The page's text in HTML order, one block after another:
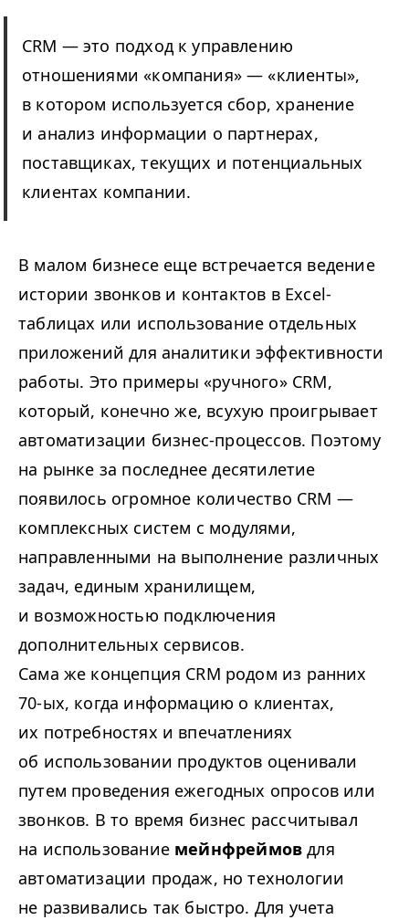
CRM — это подход к управлению
отношениями «компания» — «клиенты»,
в котором используется сбор, хранение
и анализ информации о партнерах,
поставщиках, текущих и потенциальных
клиентах компании.
В малом бизнесе еще встречается ведение
истории звонков и контактов в Excel-
таблицах или использование отдельных
приложений для аналитики эффективности
работы. Это примеры «ручного» CRM,
который, конечно же, всухую проигрывает
автоматизации бизнес-процессов. Поэтому
на рынке за последнее десятилетие
появилось огромное количество CRM —
комплексных систем с модулями,
направленными на выполнение различных
задач, единым хранилищем,
и возможностью подключения
дополнительных сервисов.
Сама же концепция CRM родом из ранних
70-ых, когда информацию о клиентах,
их потребностях и впечатлениях
об использовании продуктов оценивали
путем проведения ежегодных опросов или
звонков. В то время бизнес рассчитывал
на использование мейнфреймовдля
автоматизации продаж, но технологии
не развивались так быстро. Для учета